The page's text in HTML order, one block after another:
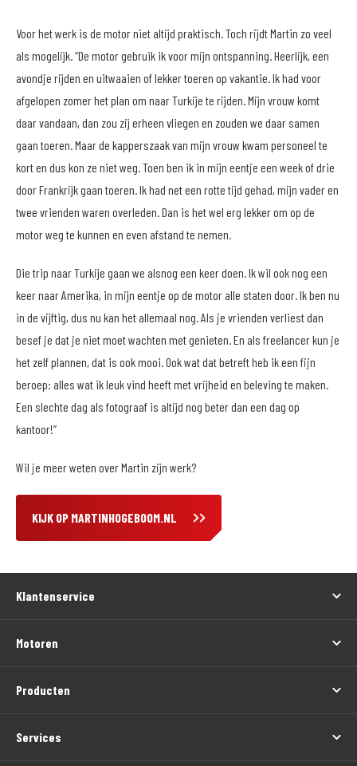
Voor het werk is de motor niet altijd praktisch. Toch rijdt Martin zo veel
als mogelijk. “De motor gebruik ik voor mijn ontspanning. Heerlijk, een
avondje rijden en uitwaaien of lekker toeren op vakantie. Ik had voor
afgelopen zomer het plan om naar Turkije te rijden. Mijn vrouw komt
daar vandaan, dan zou zij erheen vliegen en zouden we daar samen
gaan toeren. Maar de kapperszaak van mijn vrouw kwam personeel te
kort en dus kon ze niet weg. Toen ben ik in mijn eentje een week of drie
door Frankrijk gaan toeren. Ik had net een rotte tijd gehad, mijn vader en
twee vrienden waren overleden. Dan is het wel erg lekker om op de
motor weg te kunnen en even afstand te nemen.
Die trip naar Turkije gaan we alsnog een keer doen. Ik wil ook nog een
keer naar Amerika, in mijn eentje op de motor alle staten door. Ik ben nu
in de vijftig, dus nu kan het allemaal nog. Als je vrienden verliest dan
besef je dat je niet moet wachten met genieten. En als freelancer kun je
het zelf plannen, dat is ook mooi. Ook wat dat betreft heb ik een fijn
beroep: alles wat ik leuk vind heeft met vrijheid en beleving te maken.
Een slechte dag als fotograaf is altijd nog beter dan een dag op
kantoor!”
Wil je meer weten over Martin zijn werk?
KIJK OP MARTINHOGEBOOM.NL
Klantenservice
Motoren
Producten
Services